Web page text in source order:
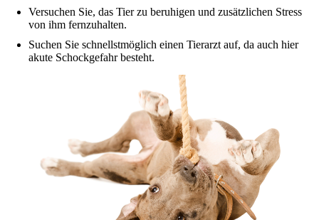
Versuchen Sie, das Tier zu beruhigen und zusätzlichen Stress
von ihm fernzuhalten.
Suchen Sie schnellstmöglich einen Tierarzt auf, da auch hier
akute Schockgefahr besteht.